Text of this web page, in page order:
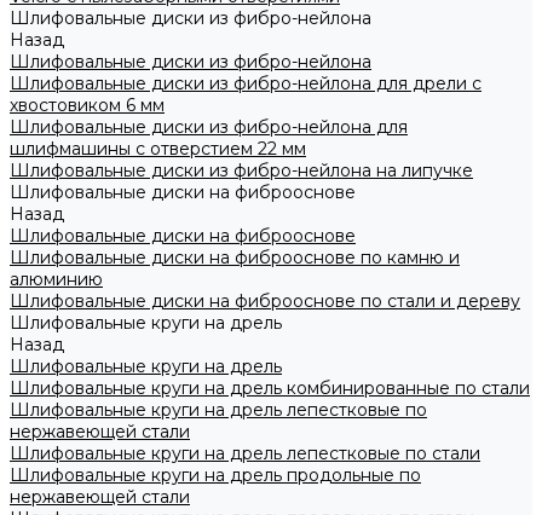
Шлифовальные диски из фибро-нейлона
Назад
Шлифовальные диски из фибро-нейлона
Шлифовальные диски из фибро-нейлона для дрели с
хвостовиком 6 мм
Шлифовальные диски из фибро-нейлона для
шлифмашины с отверстием 22 мм
Шлифовальные диски из фибро-нейлона на липучке
Шлифовальные диски на фиброоснове
Назад
Шлифовальные диски на фиброоснове
Шлифовальные диски на фиброоснове по камню и
алюминию
Шлифовальные диски на фиброоснове по стали и дереву
Шлифовальные круги на дрель
Назад
Шлифовальные круги на дрель
Шлифовальные круги на дрель комбинированные по стали
Шлифовальные круги на дрель лепестковые по
нержавеющей стали
Шлифовальные круги на дрель лепестковые по стали
Шлифовальные круги на дрель продольные по
нержавеющей стали